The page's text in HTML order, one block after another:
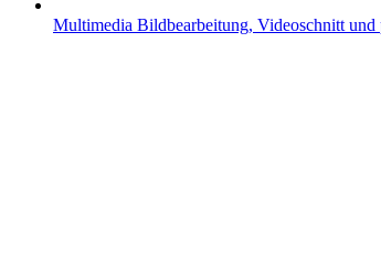
Multimedia Bildbearbeitung, Videoschnitt und